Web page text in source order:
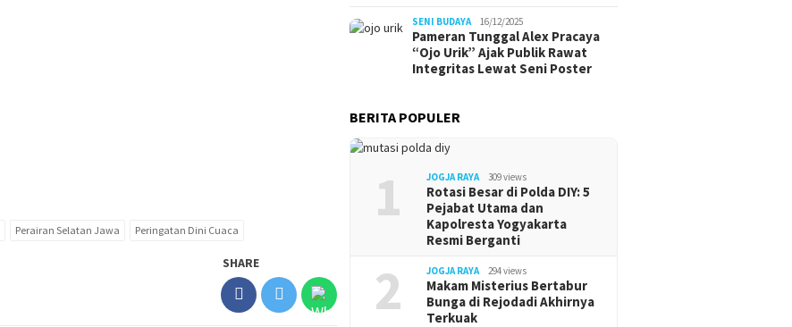
Perairan Selatan Jawa Peringatan Dini Cuaca
SHARE
SENI BUDAYA 16/12/2025
Pameran Tunggal Alex Pracaya
“Ojo Urik” Ajak Publik Rawat
Integritas Lewat Seni Poster
BERITA POPULER
1 JOGJA RAYA 309 views
Rotasi Besar di Polda DIY: 5
Pejabat Utama dan
Kapolresta Yogyakarta
Resmi Berganti
2 JOGJA RAYA 294 views
Makam Misterius Bertabur
Bunga di Rejodadi Akhirnya
Terkuak